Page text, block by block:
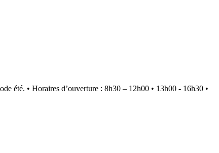
été. • Horaires d’ouverture : 8h30 – 12h00 • 13h00 - 16h30 •